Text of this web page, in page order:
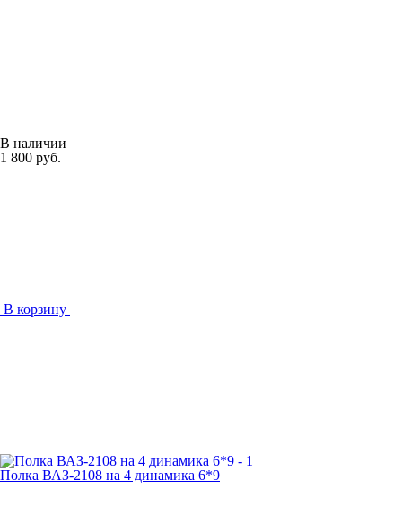
В наличии
1 800 руб.
В корзину
Полка ВАЗ-2108 на 4 динамика 6*9